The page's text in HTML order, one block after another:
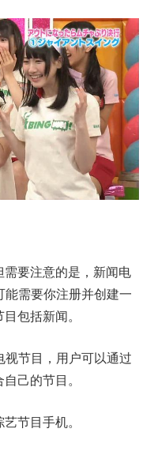
要注意的是，新闻电
需要你注册并创建一
包括新闻。
节目，用户可以通过
己的节目。
节目手机。